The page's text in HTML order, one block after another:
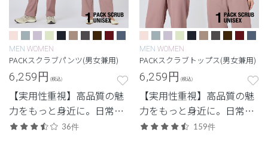
MEN WOMEN
PACKスクラブパンツ(男女兼用)
6,259円 (税込)
【実用性重視】高品質の魅
力をもっと身近に。日常使
いしやすいエントリーモデ
36件
MEN WOMEN
PACKスクラブトップス(男女兼用)
6,259円 (税込)
【実用性重視】高品質の魅
力をもっと身近に。日常使
いしやすいエントリーモデ
159件